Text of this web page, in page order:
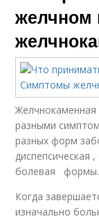
желчном
Желчнокаменная
разными
разных форм
диспепсическая
болевая формы.
Когда
изначально